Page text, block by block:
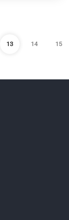
13 14 15